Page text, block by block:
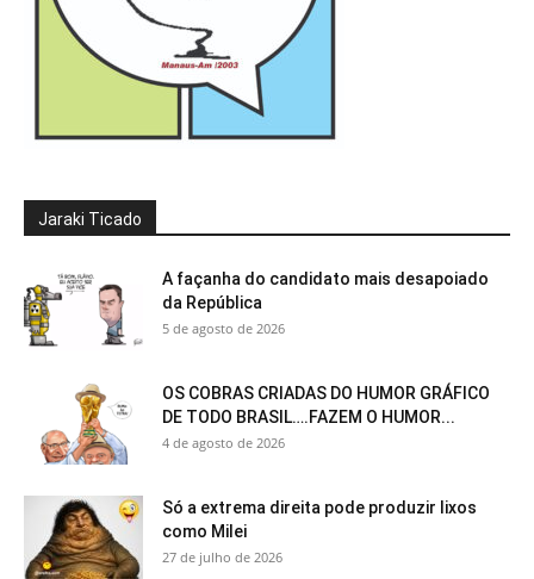
Jaraki Ticado
A façanha do candidato mais desapoiado
da República
5 de agosto de 2026
OS COBRAS CRIADAS DO HUMOR GRÁFICO
DE TODO BRASIL….FAZEM O HUMOR...
4 de agosto de 2026
Só a extrema direita pode produzir lixos
como Milei
27 de julho de 2026